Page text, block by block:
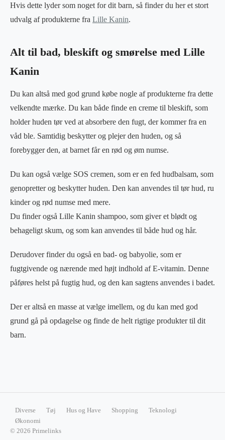
Hvis dette lyder som noget for dit barn, så finder du her et stort
udvalg af produkterne fra Lille Kanin.
Alt til bad, bleskift og smørelse med Lille
Kanin
Du kan altså med god grund købe nogle af produkterne fra dette
velkendte mærke. Du kan både finde en creme til bleskift, som
holder huden tør ved at absorbere den fugt, der kommer fra en
våd ble. Samtidig beskytter og plejer den huden, og så
forebygger den, at barnet får en rød og øm numse.
Du kan også vælge SOS cremen, som er en fed hudbalsam, som
genopretter og beskytter huden. Den kan anvendes til tør hud, ru
kinder og rød numse med mere.
Du finder også Lille Kanin shampoo, som giver et blødt og
behageligt skum, og som kan anvendes til både hud og hår.
Derudover finder du også en bad- og babyolie, som er
fugtgivende og nærende med højt indhold af E-vitamin. Denne
påføres helst på fugtig hud, og den kan sagtens anvendes i badet.
Der er altså en masse at vælge imellem, og du kan med god
grund gå på opdagelse og finde de helt rigtige produkter til dit
barn.
Diverse Tøj Hus og Have Shopping
Teknologi
Økonomi
© 2026 Primelinks